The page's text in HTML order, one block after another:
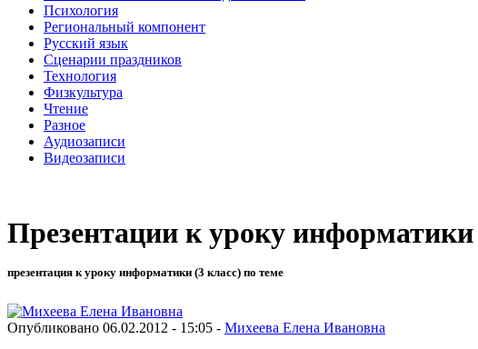
Психология
Региональный компонент
Русский язык
Сценарии праздников
Технология
Физкультура
Чтение
Разное
Аудиозаписи
Видеозаписи
Презентации к уроку
презентация к уроку информатики (3 класс) по теме
Опубликовано 06.02.2012 - 15:05 - Михеева Елена Ивановна